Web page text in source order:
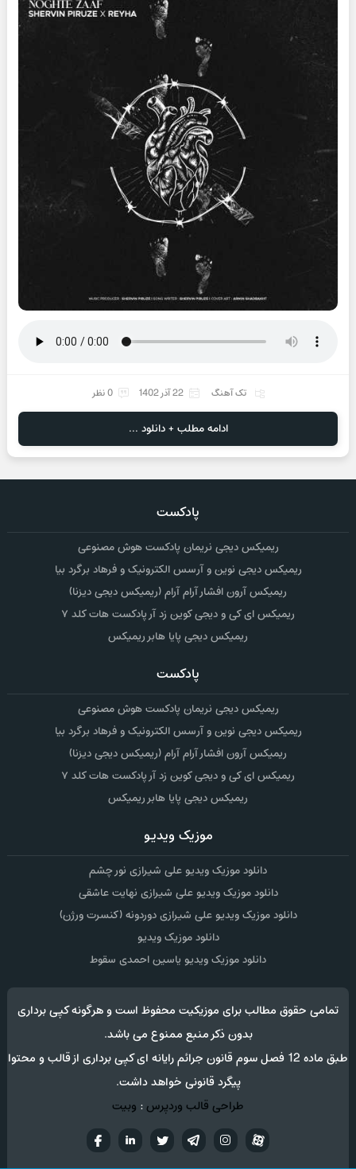
تک آهنگ 22 آذر 1402 0 نظر
ادامه مطلب + دانلود ...
پادکست
ریمیکس دیجی نریمان پادکست هوش مصنوعی
ریمیکس دیجی نوین و آرسس الکترونیک و فرهاد برگرد بیا
ریمیکس آرون افشار آرام آرام (ریمیکس دیجی دیزنا)
ریمیکس ای کی و دیجی کوین زد آر پادکست هات کلد ۷
ریمیکس دیجی پایا هابر ریمیکس
پادکست
ریمیکس دیجی نریمان پادکست هوش مصنوعی
ریمیکس دیجی نوین و آرسس الکترونیک و فرهاد برگرد بیا
ریمیکس آرون افشار آرام آرام (ریمیکس دیجی دیزنا)
ریمیکس ای کی و دیجی کوین زد آر پادکست هات کلد ۷
ریمیکس دیجی پایا هابر ریمیکس
موزیک ویدیو
دانلود موزیک ویدیو علی شیرازی نور چشم
دانلود موزیک ویدیو علی شیرازی نهایت عاشقی
دانلود موزیک ویدیو علی شیرازی دوردونه (کنسرت ورژن)
دانلود موزیک ویدیو
دانلود موزیک ویدیو یاسین احمدی سقوط
تمامی حقوق مطالب برای موزیکیت محفوظ است و هرگونه کپی برداری
بدون ذکر منبع ممنوع می باشد.
طبق ماده 12 فصل سوم قانون جرائم رایانه ای کپی برداری از قالب و محتوا
پیگرد قانونی خواهد داشت.
طراحی قالب وردپرس: وبیت
تويترتلگراماینستاگرام آپارات